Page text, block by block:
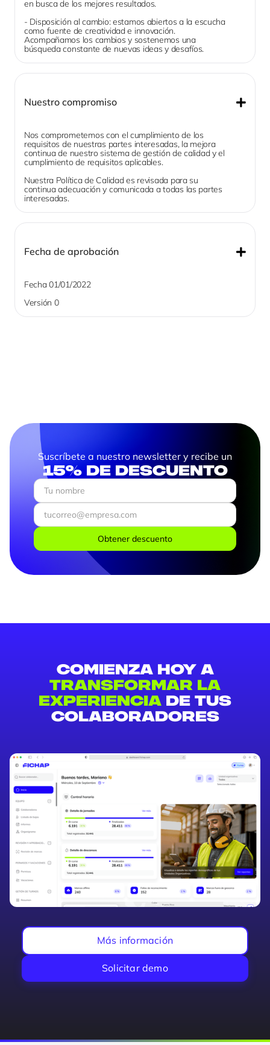
en busca de los mejores resultados.
- Disposición al cambio: estamos abiertos a la escucha
como fuente de creatividad e innovación.
Acompañamos los cambios y sostenemos una
búsqueda constante de nuevas ideas y desafíos.
Nuestro compromiso
Nos comprometemos con el cumplimiento de los
requisitos de nuestras partes interesadas, la mejora
continua de nuestro sistema de gestión de calidad y el
cumplimiento de requisitos aplicables.
Nuestra Política de Calidad es revisada para su
continua adecuación y comunicada a todas las partes
interesadas.
Fecha de aprobación
Fecha 01/01/2022
Versión 0
Suscríbete a nuestro newsletter y recibe un
15% de descuento
Comienza hoy a
transformar la
experiencia de tus
colaboradores
Más información
Solicitar demo